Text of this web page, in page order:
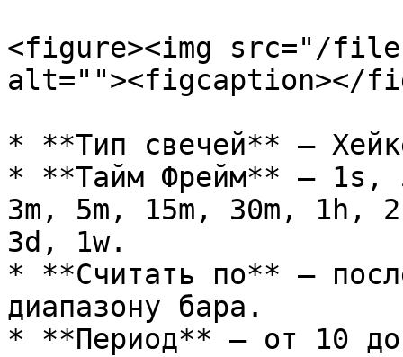
<figure><img src="/
alt=""><figcaption></
* **Тип свечей** –
* **Тайм Фрейм** –
3m, 5m, 15m, 30m,
3d, 1w.
* **Считать по** –
диапазону бара.
* **Период** – от 10